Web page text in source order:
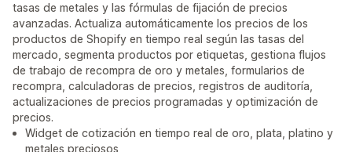
tasas de metales y las fórmulas de fijación de precios
avanzadas. Actualiza automáticamente los precios de los
productos de Shopify en tiempo real según las tasas del
mercado, segmenta productos por etiquetas, gestiona flujos
de trabajo de recompra de oro y metales, formularios de
recompra, calculadoras de precios, registros de auditoría,
actualizaciones de precios programadas y optimización de
precios.
Widget de cotización en tiempo real de oro, plata, platino y
metales preciosos